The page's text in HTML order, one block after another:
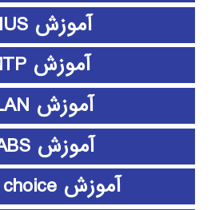
آموزش EDIUS
آموزش EMTP
آموزش ePLAN
آموزش ETABS
آموزش expert choice